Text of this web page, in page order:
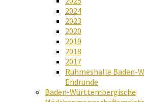
2024
2023
2020
2019
2018
2017
Ruhmeshalle Baden-
Endrunde
Baden-Württembergische